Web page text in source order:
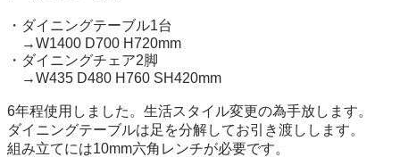
・ダイニングテーブル1台
→W1400 D700 H720mm
・ダイニングチェア2脚
→W435 D480 H760 SH420mm
6年程使用しました。生活スタイル変更の為手放します。
ダイニングテーブルは足を分解してお引き渡しします。
組み立てには10mm六角レンチが必要です。